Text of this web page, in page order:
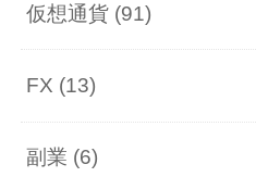
仮想通貨 (91)
FX (13)
副業 (6)